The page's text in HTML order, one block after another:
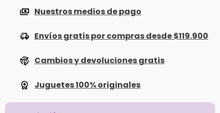
Nuestros medios de pago
Envíos gratis por compras desde $119.900
Cambios y devoluciones gratis
Juguetes 100% originales